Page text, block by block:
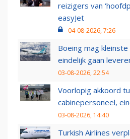
reizigers van
easyJet
04-08-2026, 7:26
Boeing mag
eindelijk gaan
03-08-2026, 22:54
Voorlopig akkoord
cabinepersoneel,
03-08-2026, 14:40
Turkish Airlines